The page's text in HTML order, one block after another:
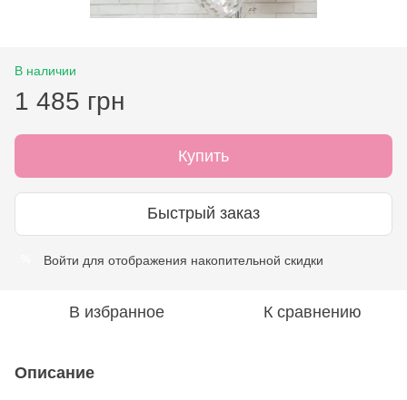
В наличии
1 485 грн
Купить
Быстрый заказ
Войти для отображения накопительной скидки
В избранное К сравнению
Описание